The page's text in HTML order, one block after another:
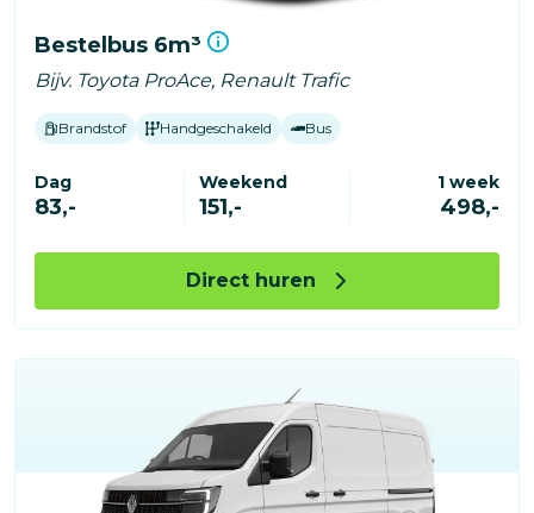
Bestelbus 6m³
Bijv. Toyota ProAce, Renault Trafic
Brandstof Handgeschakeld Bus
Dag
83,-
Weekend
151,-
1 week
498,-
Direct huren